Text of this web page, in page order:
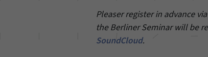
Pleaser register in advance via
the Berliner Seminar will be
SoundCloud.